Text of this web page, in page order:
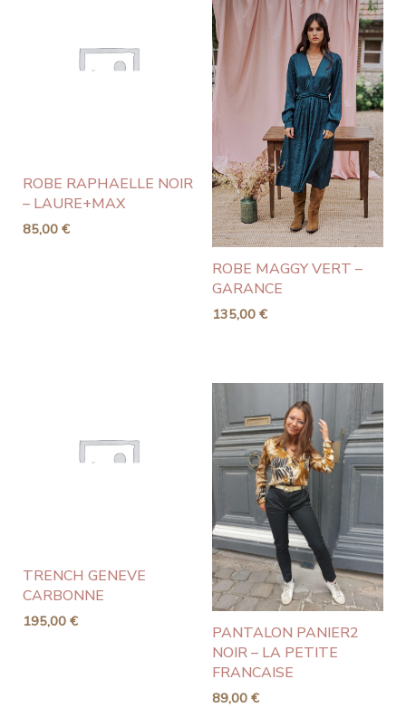
ROBE RAPHAELLE NOIR
– LAURE+MAX
85,00 €
ROBE MAGGY VERT –
GARANCE
135,00 €
TRENCH GENEVE
CARBONNE
195,00 €
PANTALON PANIER2
NOIR – LA PETITE
FRANCAISE
89,00 €